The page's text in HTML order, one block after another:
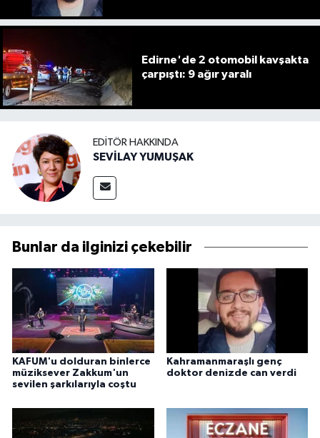
Edirne'de 2 otomobil kavşakta
çarpıştı: 9 ağır yaralı
EDITÖR HAKKINDA
SEVİLAY YUMUŞAK
Bunlar da ilginizi çekebilir
KAFUM'u dolduran binlerce
müziksever Zakkum'un
sevilen şarkılarıyla coştu
Kahramanmaraşlı genç
doktor denizde can verdi